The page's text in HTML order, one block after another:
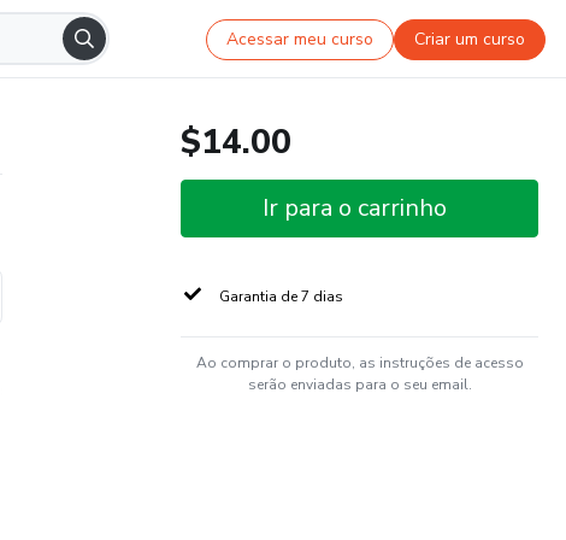
Acessar meu curso Criar um curso
$14.00
Ir para o carrinho
Garantia de 7 dias
Ao comprar o produto, as instruções de acesso
serão enviadas para o seu email.